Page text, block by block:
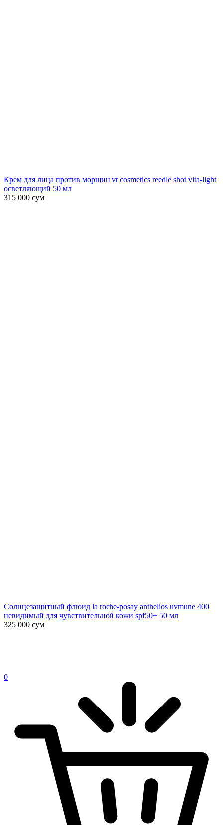
Крем для лица против морщин vt cosmetics reedle shot vita-light
осветляющий 50 мл
315 000 сум
Солнцезащитный флюид la roche-posay anthelios uvmune 400
невидимый для чувствительной кожи spf50+ 50 мл
325 000 сум
0